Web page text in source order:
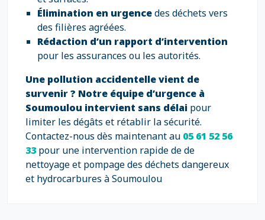
Élimination en urgencedes déchets vers
des filières agréées.
Rédaction d’un rapport d’intervention
pour les assurances ou les autorités.
Une pollution accidentelle vient de
survenir ? Notre équipe d’urgence à
Soumoulou intervient sans délai pour
limiter les dégâts et rétablir la sécurité.
Contactez-nous dès maintenant au 05 61 52 56
33 pour une intervention rapide de de
nettoyage et pompage des déchets dangereux
et hydrocarbures à Soumoulou